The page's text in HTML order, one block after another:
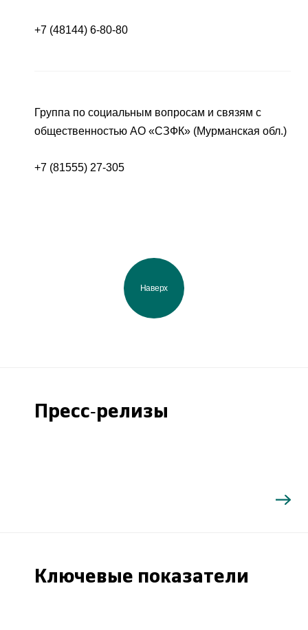
+7 (48144) 6-80-80
Группа по социальным вопросам и связям с
общественностью АО «СЗФК» (Мурманская обл.)
+7 (81555) 27-305
Наверх
Пресс-релизы
Ключевые показатели